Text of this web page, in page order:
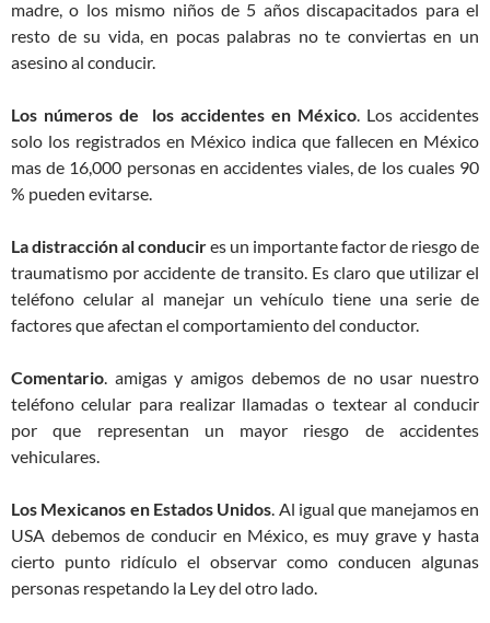
madre, o los mismo niños de 5 años discapacitados para el
resto de su vida, en pocas palabras no te conviertas en un
asesino al conducir.
Los números de los accidentes en México. Los accidentes
solo los registrados en México indica que fallecen en México
mas de 16,000 personas en accidentes viales, de los cuales 90
% pueden evitarse.
La distracción al conducires un importante factor de riesgo de
traumatismo por accidente de transito. Es claro que utilizar el
teléfono celular al manejar un vehículo tiene una serie de
factores que afectan el comportamiento del conductor.
Comentario. amigas y amigos debemos de no usar nuestro
teléfono celular para realizar llamadas o textear al conducir
por que representan un mayor riesgo de accidentes
vehiculares.
Los Mexicanos en Estados Unidos. Al igual que manejamos en
USA debemos de conducir en México, es muy grave y hasta
cierto punto ridículo el observar como conducen algunas
personas respetando la Ley del otro lado.